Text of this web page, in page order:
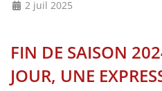
2 juil 2025
FIN DE SAISON
JOUR, UNE